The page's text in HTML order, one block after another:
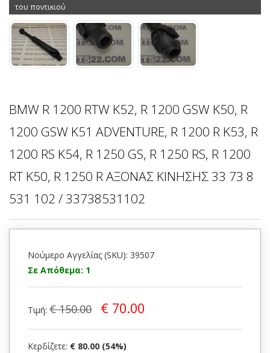
του ποντικιού
BMW R 1200 RTW K52, R 1200 GSW K50, R
1200 GSW K51 ADVENTURE, R 1200 R K53, R
1200 RS K54, R 1250 GS, R 1250 RS, R 1200
RT K50, R 1250 R ΑΞΟΝΑΣ ΚΙΝΗΣΗΣ 33 73 8
531 102 / 33738531102
Νούμερο Αγγελίας (SKU): 39507
Σε Απόθεμα: 1
Τιμή: € 150.00 € 70.00
Κερδίζετε: € 80.00 (54%)